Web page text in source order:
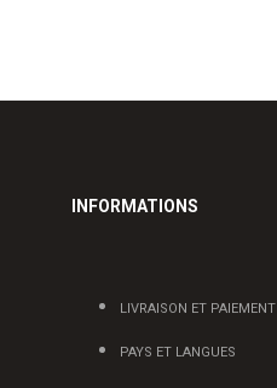
INFORMATIONS
LIVRAISON ET PAIEMENT
PAYS ET LANGUES